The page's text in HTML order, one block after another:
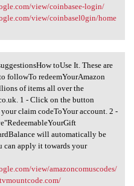
view/coinbasee-login/
view/coinbasel0gin/home
suggestionsHow
toUse It. These are
followTo redeemYourAmazon
of items all over the
1 - Click on the button
claim codeToYour account. 2 -
will automatically be
can apply it towards your
view/amazoncomuscodes/